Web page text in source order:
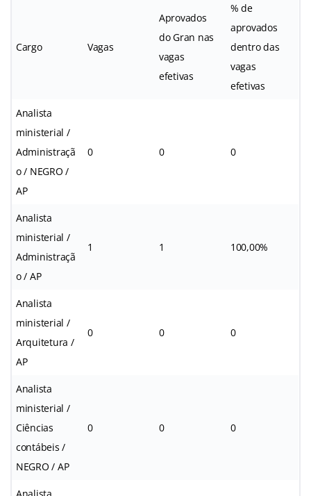
Cargo Vagas
Aprovados
do Gran nas
vagas
efetivas
% de
aprovados
dentro das
vagas
efetivas
Analista
ministerial /
Administraçã
o / NEGRO /
AP
0 0 0
Analista
ministerial /
Administraçã
o / AP
1 1 100,00%
Analista
ministerial /
Arquitetura /
AP
0 0 0
Analista
ministerial /
Ciências
contábeis /
NEGRO / AP
0 0 0
Analista